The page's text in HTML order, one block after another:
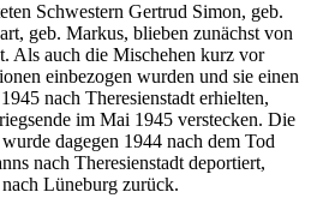
Schwestern Gertrud Simon, geb.
geb. Markus, blieben zunächst von
Als auch die Mischehen kurz vor
einbezogen wurden und sie einen
nach Theresienstadt erhielten,
im Mai 1945 verstecken. Die
dagegen 1944 nach dem Tod
nach Theresienstadt deportiert,
Lüneburg zurück.